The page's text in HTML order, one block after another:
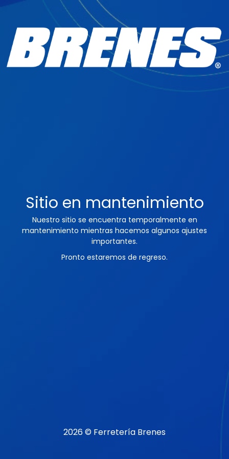
Sitio en mantenimiento
Nuestro sitio se encuentra temporalmente en
mantenimiento mientras hacemos algunos ajustes
importantes.
Pronto estaremos de regreso.
2026 © Ferretería Brenes